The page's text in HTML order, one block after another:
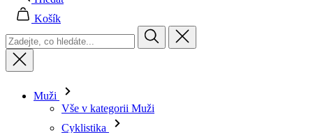
Muži
Vše v kategorii Muži
Dresy dlouhý rukáv
Vesty
Bundy